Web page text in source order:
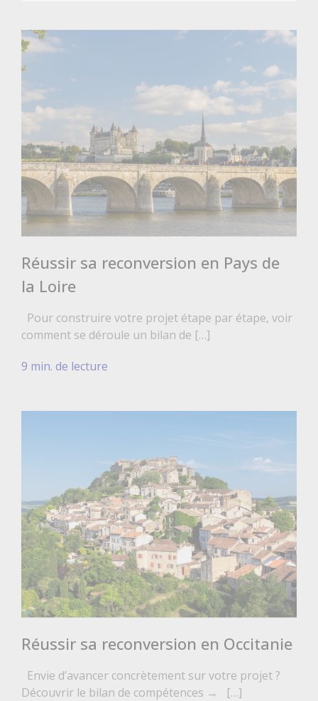
Réussir sa reconversion en Pays de
la Loire
Pour construire votre projet étape par étape, voir
comment se déroule un bilan de […]
9 min. de lecture
Réussir sa reconversion en Occitanie
Envie d’avancer concrètement sur votre projet ?
Découvrir le bilan de compétences → […]